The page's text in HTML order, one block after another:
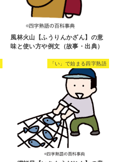
風林火山【ふうりんかざん】の意
味と使い方や例文（故事・出典）
「い」で始まる四字熟語